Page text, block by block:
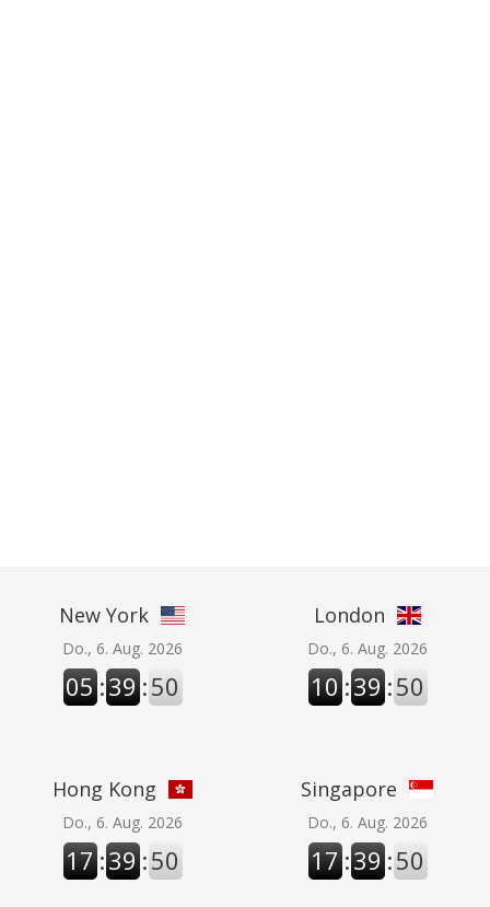
New York
Do., 6. Aug. 2026
05 :39 :50
London
Do., 6. Aug. 2026
10 :39 :50
Hong Kong
Do., 6. Aug. 2026
17 :39 :50
Singapore
Do., 6. Aug. 2026
17 :39 :50